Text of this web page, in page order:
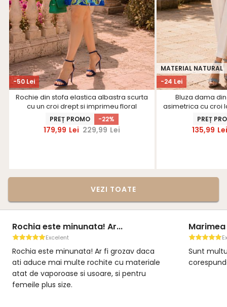
-50 Lei
Rochie din stofa elastica albastra scurta
cu un croi drept si imprimeu floral
PREȚ PROMO -22%
179,99 Lei 229,99 Lei
-24 Lei
MATERIAL NATURAL
Bluza dama
asimetrica cu croi
-
PREȚ
135,99
VEZI TOATE
Rochia este minunata! Ar...
Excelent
Rochia este minunata! Ar fi grozav daca
ati aduce mai multe rochite cu materiale
atat de vaporoase si usoare, si pentru
femeile plus size.
Sunt